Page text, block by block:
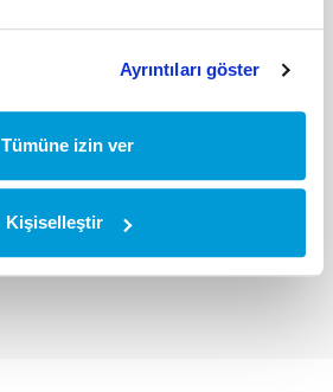
Ayrıntıları göster
Tümüne izin ver
Kişiselleştir